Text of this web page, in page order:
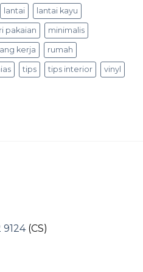
lantai lantai kayu
pakaian minimalis
kerja rumah
tips tips interior vinyl
9124(CS)